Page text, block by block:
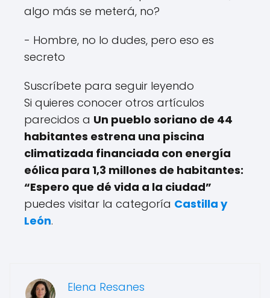
algo más se meterá, no?
- Hombre, no lo dudes, pero eso es
secreto
Suscríbete para seguir leyendo
Si quieres conocer otros artículos
parecidos a Un pueblo soriano de 44
habitantes estrena una piscina
climatizada financiada con energía
eólica para 1,3 millones de habitantes:
“Espero que dé vida a la ciudad”
puedes visitar la categoría Castilla y
León.
Elena Resanes